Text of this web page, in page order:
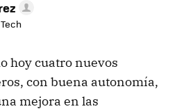
hoy cuatro nuevos
con buena autonomía,
mejora en las